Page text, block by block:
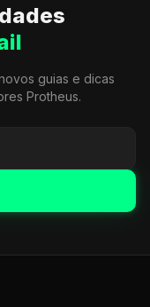
guias e dicas
Protheus.